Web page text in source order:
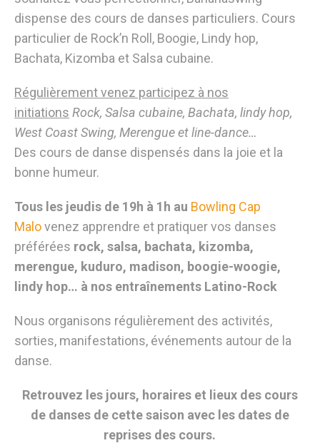
dispense des cours de danses particuliers. Cours
particulier de Rock’n Roll, Boogie, Lindy hop,
Bachata, Kizomba et Salsa cubaine.
Régulièrement venez participez à nos
initiations Rock, Salsa cubaine, Bachata, lindy hop,
West Coast Swing, Merengue et line-dance…
Des cours de danse dispensés dans la joie et la
bonne humeur.
Tous les jeudis de 19h à 1h au Bowling Cap
Malovenez apprendre et pratiquer vos danses
préférées rock, salsa, bachata, kizomba,
merengue, kuduro, madison, boogie-woogie,
lindy hop… à nos entraînements Latino-Rock
Nous organisons régulièrement des activités,
sorties, manifestations, événements autour de la
danse.
Retrouvez les jours, horaires et lieux des cours
de danses de cette saison avec les dates de
reprises des cours.